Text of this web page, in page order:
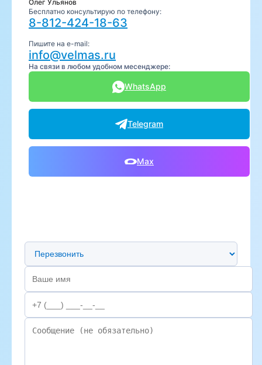
Олег Ульянов
Бесплатно консультирую по телефону:
8-812-424-18-63
Пишите на e-mail:
info@velmas.ru
На связи в любом удобном месенджере:
WhatsApp
Telegram
Max
Предпочтительный способ связи